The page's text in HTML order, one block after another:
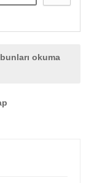
okuma